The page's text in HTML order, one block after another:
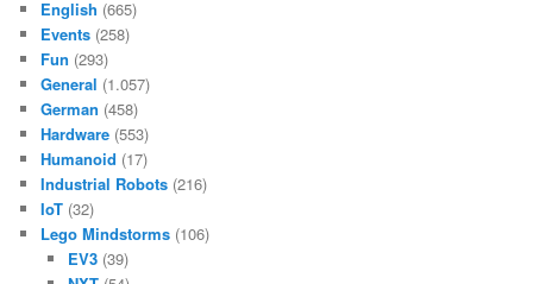
English (665)
Events (258)
Fun (293)
General (1.057)
German (458)
Hardware (553)
Humanoid (17)
Industrial Robots (216)
IoT (32)
Lego Mindstorms (106)
EV3(39)